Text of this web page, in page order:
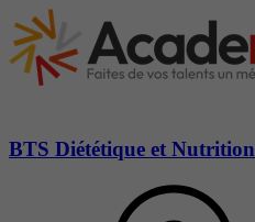
BTS Diététique et Nutrition